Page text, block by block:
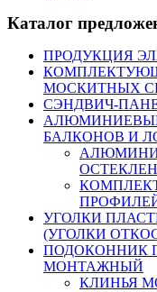
Каталог
ПРОДУКЦИЯ
МОСКИТНЫХ
СЭНДВИЧ-
АЛЮМИНИЕВЫЙ
БАЛКОНОВ И
УГОЛКИ
(УГОЛКИ
ПОДОКОННИК
МОНТАЖНЫЙ
КЛИНЬЯ